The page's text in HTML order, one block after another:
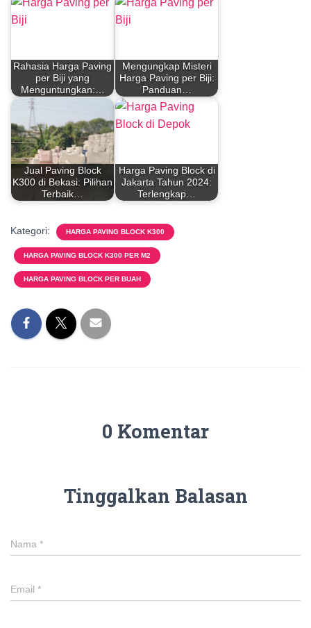
Rahasia Harga Paving
per Biji yang
Menguntungkan:…
Mengungkap Misteri
Harga Paving per Biji:
Panduan…
Jual Paving Block
K300 di Bekasi: Pilihan
Terbaik…
Harga Paving Block di
Jakarta Tahun 2024:
Terlengkap…
Kategori: HARGA PAVING BLOCK K300
HARGA PAVING BLOCK K300 PER M2
HARGA PAVING BLOCK PER BUAH
0 Komentar
Tinggalkan Balasan
Nama *
Email *